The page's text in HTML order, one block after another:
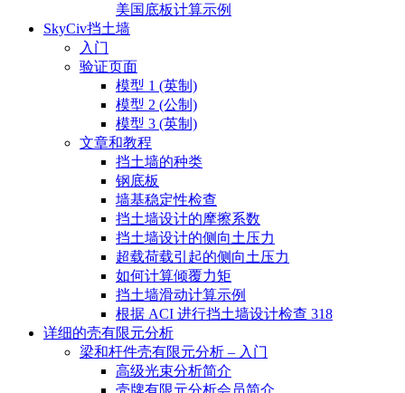
美国底板计算示例
SkyCiv挡土墙
入门
验证页面
模型 1 (英制)
模型 2 (公制)
模型 3 (英制)
文章和教程
挡土墙的种类
钢底板
墙基稳定性检查
挡土墙设计的摩擦系数
挡土墙设计的侧向土压力
超载荷载引起的侧向土压力
如何计算倾覆力矩
挡土墙滑动计算示例
根据 ACI 进行挡土墙设计检查 318
详细的壳有限元分析
梁和杆件壳有限元分析 – 入门
高级光束分析简介
壳牌有限元分析会员简介